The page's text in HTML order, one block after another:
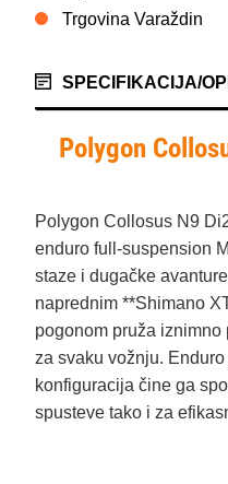
Trgovina Varaždin
SPECIFIKACIJA/
Polygon
Polygon Collosus N9
enduro full‑suspension
staze i dugačke
naprednim **Shimano
pogonom pruža
za svaku vožnju.
konfiguracija čine ga
spusteve tako i za